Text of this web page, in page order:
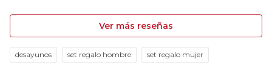
Ver más reseñas
desayunos set regalo hombre set regalo mujer